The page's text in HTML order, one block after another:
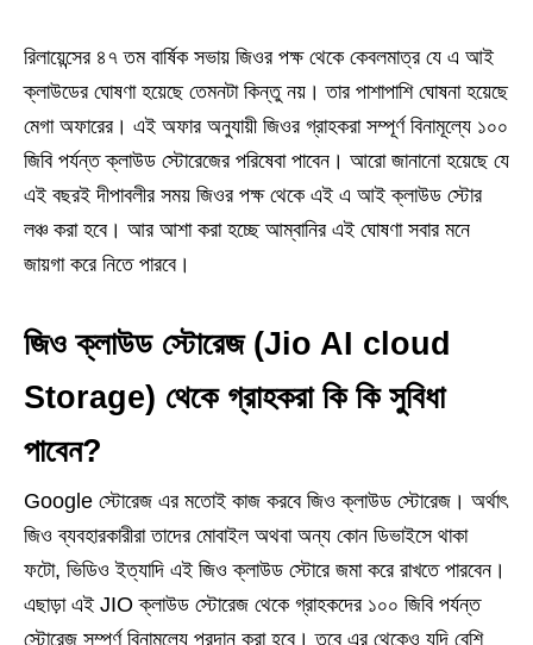
রিলায়েন্সের ৪৭ তম বার্ষিক সভায় জিওর পক্ষ থেকে কেবলমাত্র যে এ আই
ক্লাউডের ঘোষণা হয়েছে তেমনটা কিন্তু নয়। তার পাশাপাশি ঘোষনা হয়েছে
মেগা অফারের। এই অফার অনুযায়ী জিওর গ্রাহকরা সম্পূর্ণ বিনামূল্যে ১০০
জিবি পর্যন্ত ক্লাউড স্টোরেজের পরিষেবা পাবেন। আরো জানানো হয়েছে যে
এই বছরই দীপাবলীর সময় জিওর পক্ষ থেকে এই এ আই ক্লাউড স্টোর
লঞ্চ করা হবে। আর আশা করা হচ্ছে আম্বানির এই ঘোষণা সবার মনে
জায়গা করে নিতে পারবে।
জিও ক্লাউড স্টোরেজ (Jio AI cloud
Storage) থেকে গ্রাহকরা কি কি সুবিধা
পাবেন?
Google স্টোরেজ এর মতোই কাজ করবে জিও ক্লাউড স্টোরেজ। অর্থাৎ
জিও ব্যবহারকারীরা তাদের মোবাইল অথবা অন্য কোন ডিভাইসে থাকা
ফটো, ভিডিও ইত্যাদি এই জিও ক্লাউড স্টোরে জমা করে রাখতে পারবেন।
এছাড়া এই JIO ক্লাউড স্টোরেজ থেকে গ্রাহকদের ১০০ জিবি পর্যন্ত
স্টোরেজ সম্পূর্ণ বিনামূল্যে প্রদান করা হবে। তবে এর থেকেও যদি বেশি